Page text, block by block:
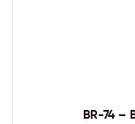
BR-74 –